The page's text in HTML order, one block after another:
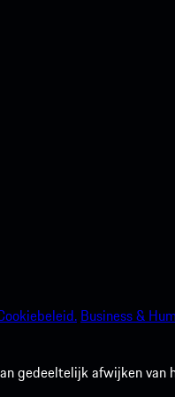
Business &
gedeeltelijk afwijken